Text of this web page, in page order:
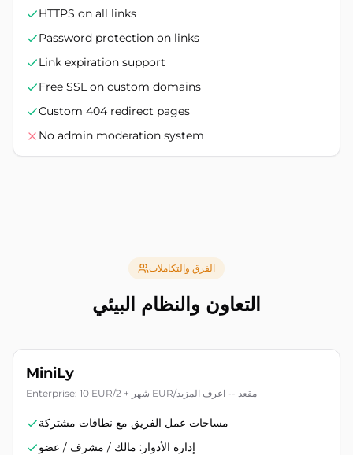
HTTPS on all links
Password protection on links
Link expiration support
Free SSL on custom domains
Custom 404 redirect pages
No admin moderation system
الفرق والتكاملات
التعاون والنظام البيئي
MiniLy
Enterprise: 10 EUR/شهر + 2 EUR/مقعد -- اعرف المزيد
مساحات عمل الفريق مع نطاقات مشتركة
إدارة الأدوار: مالك / مشرف / عضو